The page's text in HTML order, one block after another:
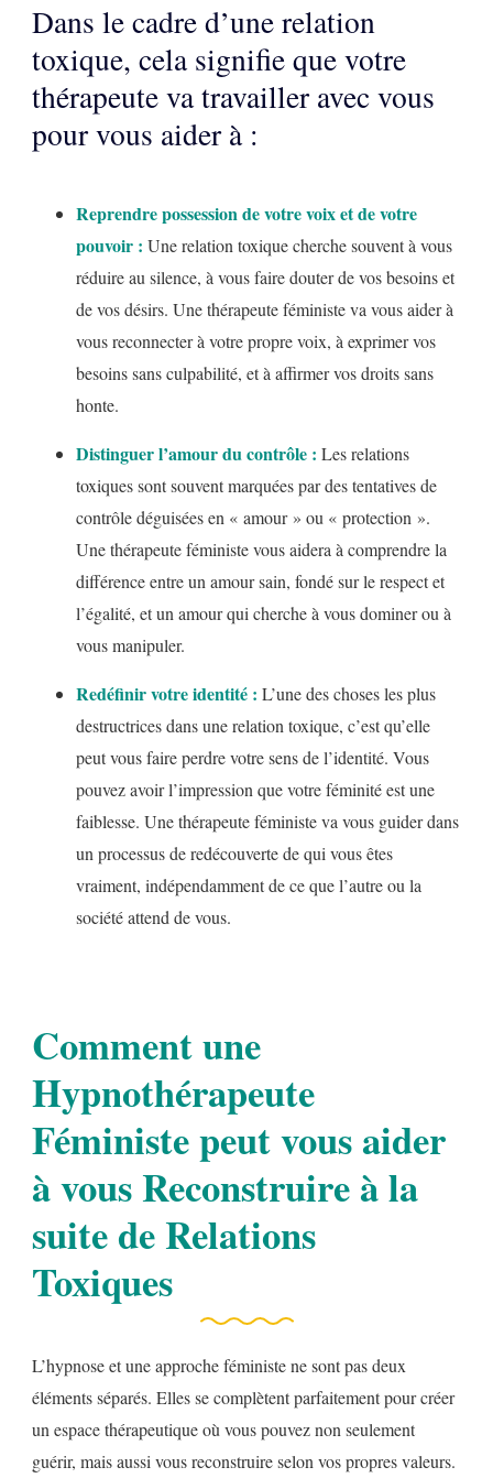
Dans le cadre d’une relation
toxique, cela signifie que votre
thérapeute va travailler avec vous
pour vous aider à :
Reprendre possession de votre voix et de votre
pouvoir : Une relation toxique cherche souvent à vous
réduire au silence, à vous faire douter de vos besoins et
de vos désirs. Une thérapeute féministe va vous aider à
vous reconnecter à votre propre voix, à exprimer vos
besoins sans culpabilité, et à affirmer vos droits sans
honte.
Distinguer l’amour du contrôle : Les relations
toxiques sont souvent marquées par des tentatives de
contrôle déguisées en « amour » ou « protection ».
Une thérapeute féministe vous aidera à comprendre la
différence entre un amour sain, fondé sur le respect et
l’égalité, et un amour qui cherche à vous dominer ou à
vous manipuler.
Redéfinir votre identité : L’une des choses les plus
destructrices dans une relation toxique, c’est qu’elle
peut vous faire perdre votre sens de l’identité. Vous
pouvez avoir l’impression que votre féminité est une
faiblesse. Une thérapeute féministe va vous guider dans
un processus de redécouverte de qui vous êtes
vraiment, indépendamment de ce que l’autre ou la
société attend de vous.
Comment une
Hypnothérapeute
Féministe peut vous aider
à vous Reconstruire à la
suite de Relations
Toxiques
L’hypnose et une approche féministe ne sont pas deux
éléments séparés. Elles se complètent parfaitement pour créer
un espace thérapeutique où vous pouvez non seulement
guérir, mais aussi vous reconstruire selon vos propres valeurs.